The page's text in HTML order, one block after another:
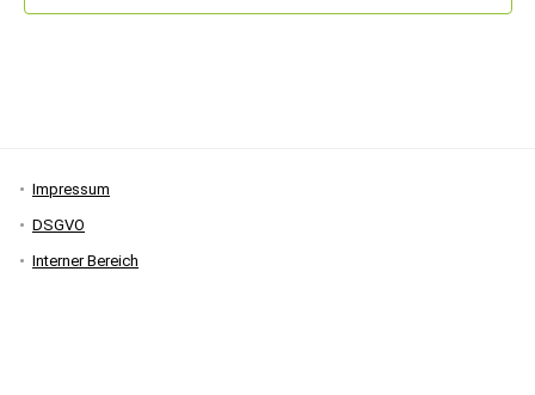
Impressum
DSGVO
Interner Bereich